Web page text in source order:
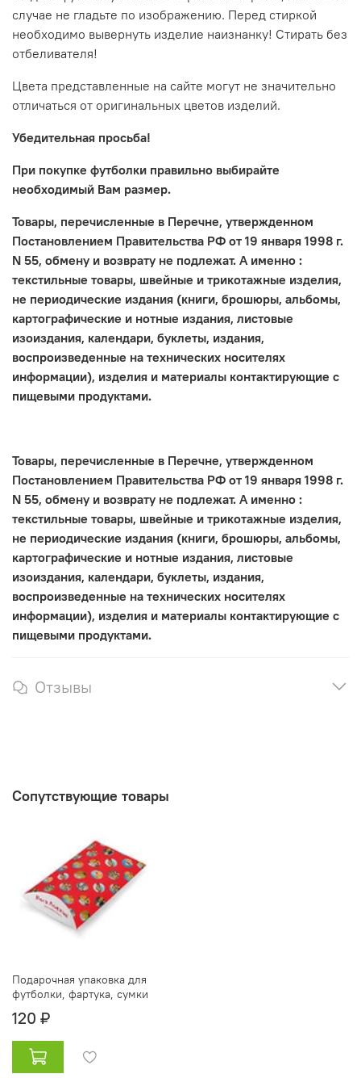
случае не гладьте по изображению. Перед стиркой
необходимо вывернуть изделие наизнанку! Стирать без
отбеливателя!
Цвета представленные на сайте могут не значительно
отличаться от оригинальных цветов изделий.
Убедительная просьба!
При покупке футболки правильно выбирайте
необходимый Вам размер.
Товары, перечисленные в Перечне, утвержденном
Постановлением Правительства РФ от 19 января 1998 г.
N 55, обмену и возврату не подлежат. А именно :
текстильные товары, швейные и трикотажные изделия,
не периодические издания (книги, брошюры, альбомы,
картографические и нотные издания, листовые
изоиздания, календари, буклеты, издания,
воспроизведенные на технических носителях
информации), изделия и материалы контактирующие с
пищевыми продуктами.
Товары, перечисленные в Перечне, утвержденном
Постановлением Правительства РФ от 19 января 1998 г.
N 55, обмену и возврату не подлежат. А именно :
текстильные товары, швейные и трикотажные изделия,
не периодические издания (книги, брошюры, альбомы,
картографические и нотные издания, листовые
изоиздания, календари, буклеты, издания,
воспроизведенные на технических носителях
информации), изделия и материалы контактирующие с
пищевыми продуктами.
Отзывы
Сопутствующие товары
Подарочная упаковка для
футболки, фартука, сумки
120 ₽